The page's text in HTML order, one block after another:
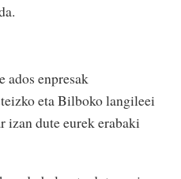
ados enpresak
eta Bilboko langileei
izan dute eurek erabaki